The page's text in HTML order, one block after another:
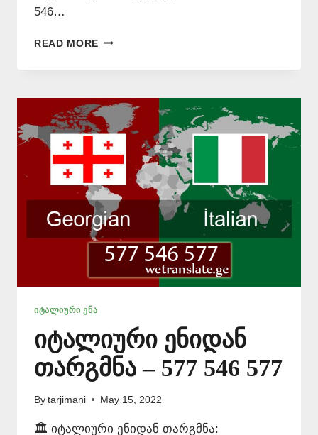
546…
READ MORE ᲘᲢᲐᲚᲘᲣᲠᲐᲓ
ᲧᲕᲔᲚᲐᲖᲔ
📱
577
546
577
ᲘᲢᲐᲚᲘᲣᲠᲘ ᲔᲜᲐ
იტალიური ენიდან
თარგმნა – 577 546 577
By tarjimani May 15, 2022
🏛️ იტალიური ენიდან თარგმნა: